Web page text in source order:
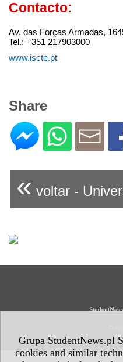
Grupa StudentNews.pl
cookies and similar
Contacto:
Av. das Forças Armadas,
Tel.: +351 217903000
www.iscte.pt
Share
« voltar -